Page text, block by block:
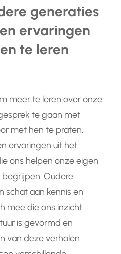
generaties
ervaringen
te leren
meer te leren over onze
te gaan met
met hen te praten,
ervaringen uit het
ons helpen onze eigen
Oudere
schat aan kennis en
mee die ons inzicht
is gevormd en
van deze verhalen